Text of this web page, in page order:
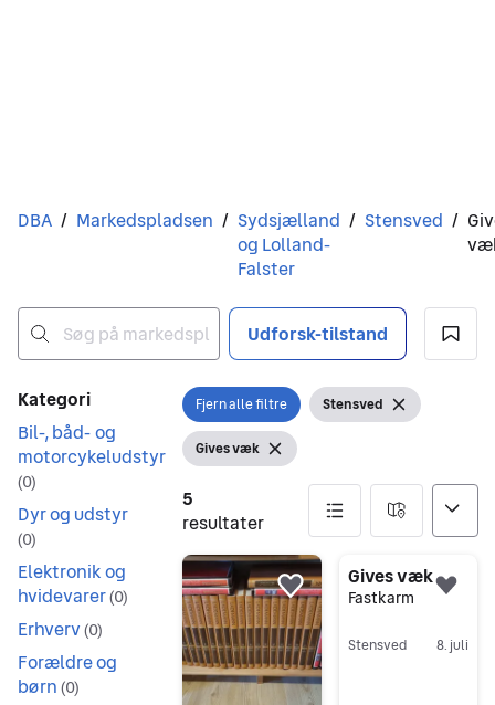
Du er her
DBA / Markedspladsen / Sydsjælland
og Lolland-
Falster
/ Stensved /
Udforsk-tilstand
Filtre
Kategori
Bil-, båd- og
motorcykeludstyr
(0)
Dyr og udstyr
(0)
Elektronik og
hvidevarer(0)
Erhverv(0)
Forældre og
børn (0)
Åbn filter
Fjern alle filtre Vis filter
Stensved Fjern filter
Vis filter
Gives væk Fjern filter
5
resultater
5 resultater
Føj til favoritter.
Gives væk
Fastkarm
Stensved 8. juli